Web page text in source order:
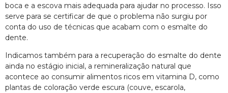
boca e a escova mais adequada para ajudar no processo. Isso
serve para se certificar de que o problema não surgiu por
conta do uso de técnicas que acabam com o esmalte do
dente.
Indicamos também para a recuperação do esmalte do dente
ainda no estágio inicial, a remineralização natural que
acontece ao consumir alimentos ricos em vitamina D, como
plantas de coloração verde escura (couve, escarola,